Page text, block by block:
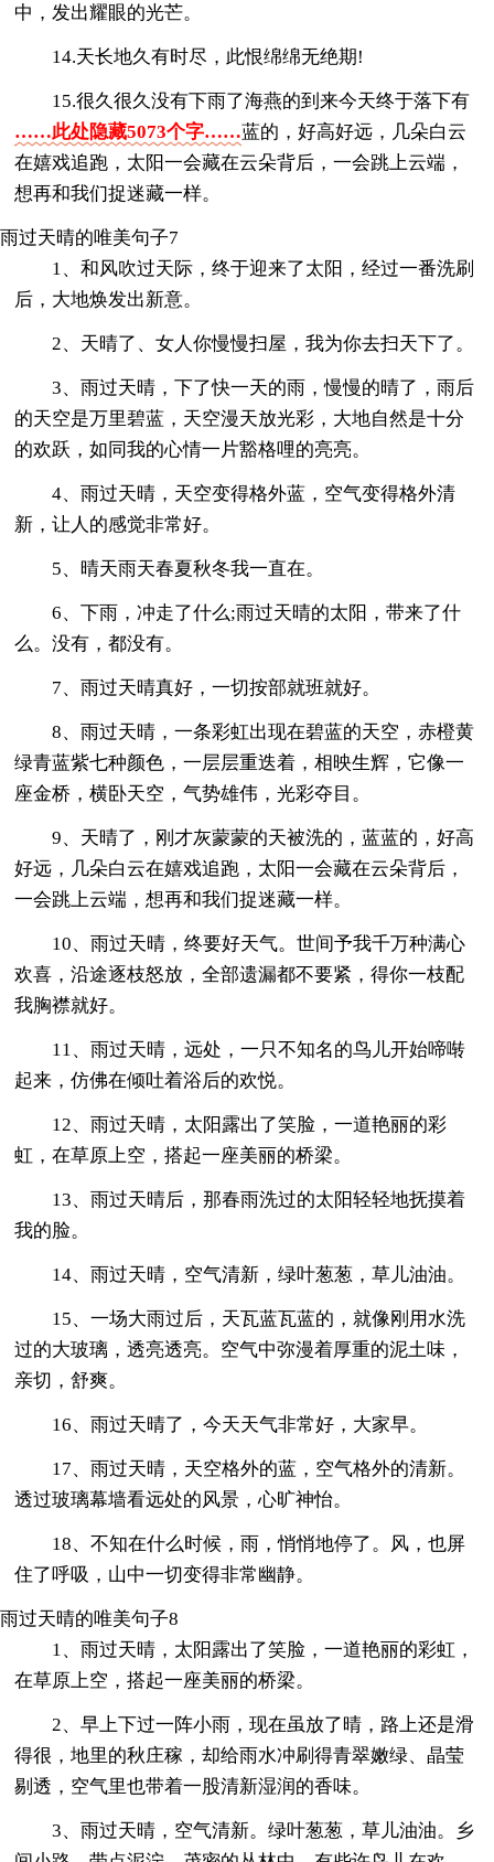
中，发出耀眼的光芒。
14.天长地久有时尽，此恨绵绵无绝期!
15.很久很久没有下雨了海燕的到来今天终于落下有
……此处隐藏5073个字……蓝的，好高好远，几朵白云
在嬉戏追跑，太阳一会藏在云朵背后，一会跳上云端，
想再和我们捉迷藏一样。
雨过天晴的唯美句子7
1、和风吹过天际，终于迎来了太阳，经过一番洗刷
后，大地焕发出新意。
2、天晴了、女人你慢慢扫屋，我为你去扫天下了。
3、雨过天晴，下了快一天的雨，慢慢的晴了，雨后
的天空是万里碧蓝，天空漫天放光彩，大地自然是十分
的欢跃，如同我的心情一片豁格哩的亮亮。
4、雨过天晴，天空变得格外蓝，空气变得格外清
新，让人的感觉非常好。
5、晴天雨天春夏秋冬我一直在。
6、下雨，冲走了什么;雨过天晴的太阳，带来了什
么。没有，都没有。
7、雨过天晴真好，一切按部就班就好。
8、雨过天晴，一条彩虹出现在碧蓝的天空，赤橙黄
绿青蓝紫七种颜色，一层层重迭着，相映生辉，它像一
座金桥，横卧天空，气势雄伟，光彩夺目。
9、天晴了，刚才灰蒙蒙的天被洗的，蓝蓝的，好高
好远，几朵白云在嬉戏追跑，太阳一会藏在云朵背后，
一会跳上云端，想再和我们捉迷藏一样。
10、雨过天晴，终要好天气。世间予我千万种满心
欢喜，沿途逐枝怒放，全部遗漏都不要紧，得你一枝配
我胸襟就好。
11、雨过天晴，远处，一只不知名的鸟儿开始啼啭
起来，仿佛在倾吐着浴后的欢悦。
12、雨过天晴，太阳露出了笑脸，一道艳丽的彩
虹，在草原上空，搭起一座美丽的桥梁。
13、雨过天晴后，那春雨洗过的太阳轻轻地抚摸着
我的脸。
14、雨过天晴，空气清新，绿叶葱葱，草儿油油。
15、一场大雨过后，天瓦蓝瓦蓝的，就像刚用水洗
过的大玻璃，透亮透亮。空气中弥漫着厚重的泥土味，
亲切，舒爽。
16、雨过天晴了，今天天气非常好，大家早。
17、雨过天晴，天空格外的蓝，空气格外的清新。
透过玻璃幕墙看远处的风景，心旷神怡。
18、不知在什么时候，雨，悄悄地停了。风，也屏
住了呼吸，山中一切变得非常幽静。
雨过天晴的唯美句子8
1、雨过天晴，太阳露出了笑脸，一道艳丽的彩虹，
在草原上空，搭起一座美丽的桥梁。
2、早上下过一阵小雨，现在虽放了晴，路上还是滑
得很，地里的秋庄稼，却给雨水冲刷得青翠嫩绿、晶莹
剔透，空气里也带着一股清新湿润的香味。
3、雨过天晴，空气清新。绿叶葱葱，草儿油油。乡